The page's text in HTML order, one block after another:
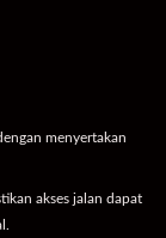
menyertakan
akses jalan dapat